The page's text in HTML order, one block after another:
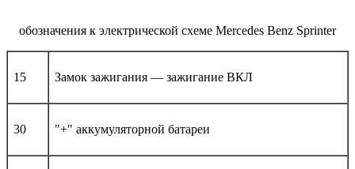
обозначения к электрической схеме Mercedes Benz Sprinter
15 Замок зажигания — зажигание ВКЛ
30 "+" аккумуляторной батареи